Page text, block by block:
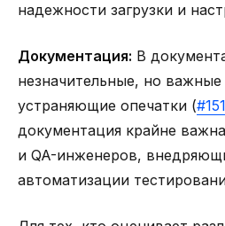
надежности загрузки и
Документация: В
незначительные, но важные
устраняющие опечатки (
документация крайне
и QA-инженеров,
автоматизации